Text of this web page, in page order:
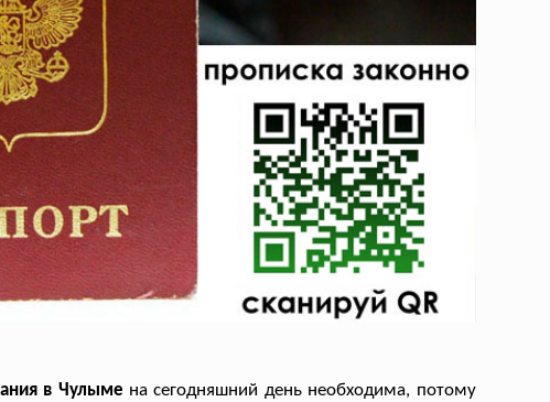
в Чулыме на сегодняшний день необходима, потому